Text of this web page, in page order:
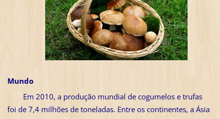
Mundo
Em 2010, a produção mundial de cogumelos e trufas
foi de 7,4 milhões de toneladas. Entre os continentes, a Ásia